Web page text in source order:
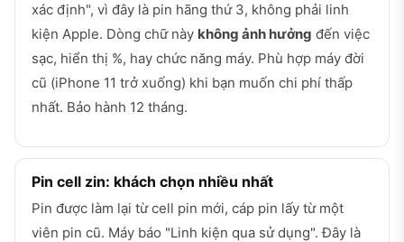
xác định", vì đây là pin hãng thứ 3, không phải linh
kiện Apple. Dòng chữ này không ảnh hưởng đến việc
sạc, hiển thị %, hay chức năng máy. Phù hợp máy đời
cũ (iPhone 11 trở xuống) khi bạn muốn chi phí thấp
nhất. Bảo hành 12 tháng.
Pin cell zin: khách chọn nhiều nhất
Pin được làm lại từ cell pin mới, cáp pin lấy từ một
viên pin cũ. Máy báo "Linh kiện qua sử dụng". Đây là